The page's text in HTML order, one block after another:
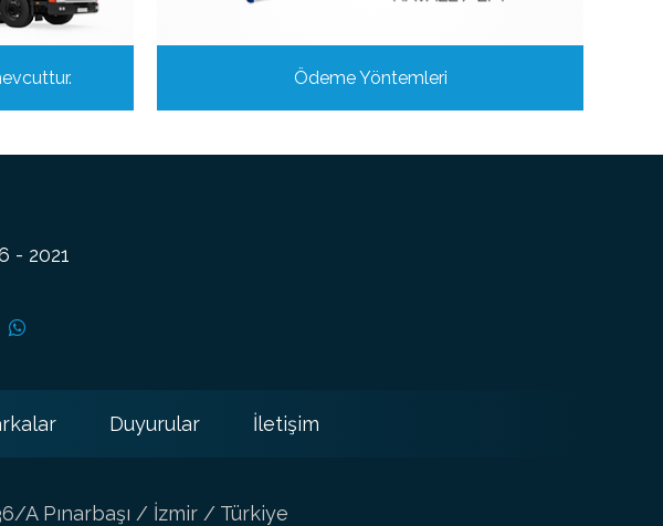
Ödeme Yöntemleri
- 2021
Duyurular İletişim
A Pınarbaşı / İzmir / Türkiye